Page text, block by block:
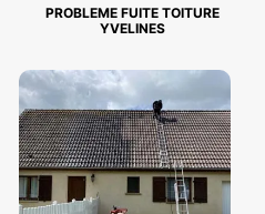
PROBLEME FUITE TOITURE
YVELINES